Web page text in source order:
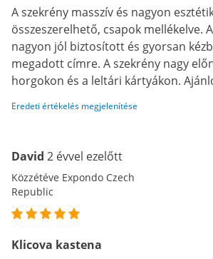
A szekrény masszív és nagyon
összeszerelhető, csapok mellékelve.
nagyon jól biztosított és gyorsan
megadott címre. A szekrény nagy
horgokon és a leltári kártyákon.
Eredeti értékelés megjelenítése
David 2 évvel ezelőtt
Közzétéve Expondo Czech
Republic
Klicova kastena